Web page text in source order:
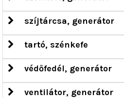
szíjtárcsa, generátor
tartó, szénkefe
védőfedél, generátor
ventilátor, generátor